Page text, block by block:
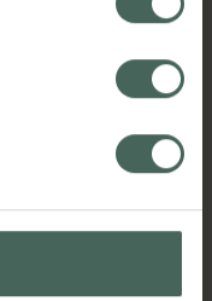
och på
vårt uppdrag att
att prata